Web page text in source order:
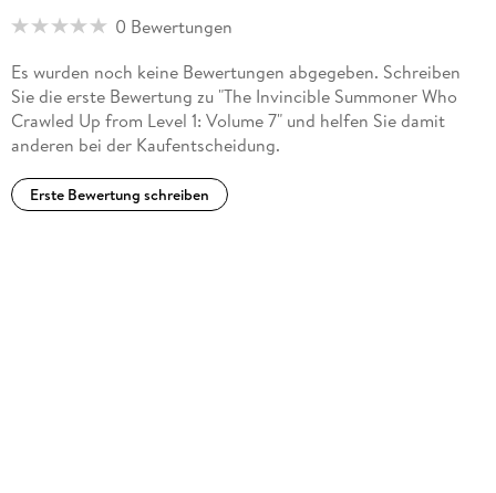
0 Bewertungen
Es wurden noch keine Bewertungen abgegeben. Schreiben
Sie die erste Bewertung zu "The Invincible Summoner Who
Crawled Up from Level 1: Volume 7" und helfen Sie damit
anderen bei der Kaufentscheidung.
Erste Bewertung schreiben